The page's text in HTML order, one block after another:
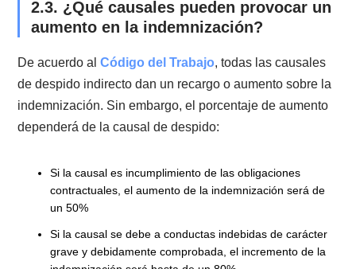
despido indirecto.
2.1. ¿Cuáles son los requisitos de
procedencia del auto despido?
Que el contrato de trabajo se encuentre vigente.
Que el empleador incurra en alguna de las causales
provocan el despido indirecto.
Que el trabajador desee poner término a la relación
laboral.